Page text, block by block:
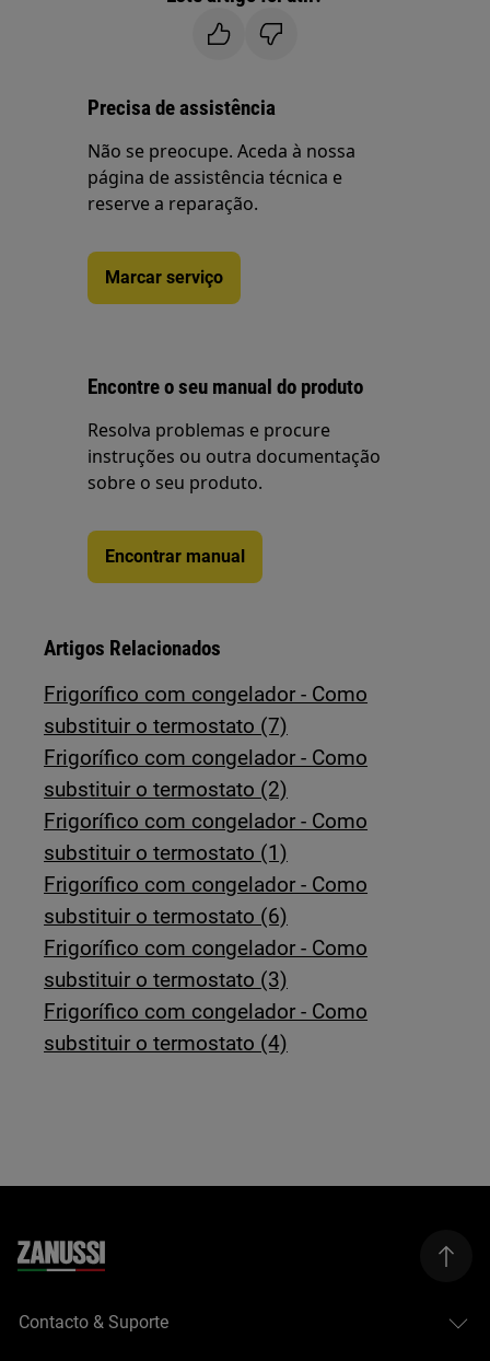
Precisa de assistência
Não se preocupe. Aceda à nossa
página de assistência técnica e
reserve a reparação.
Marcar serviço
Encontre o seu manual do produto
Resolva problemas e procure
instruções ou outra documentação
sobre o seu produto.
Encontrar manual
Artigos Relacionados
Frigorífico com congelador - Como
substituir o termostato (7)
Frigorífico com congelador - Como
substituir o termostato (2)
Frigorífico com congelador - Como
substituir o termostato (1)
Frigorífico com congelador - Como
substituir o termostato (6)
Frigorífico com congelador - Como
substituir o termostato (3)
Frigorífico com congelador - Como
substituir o termostato (4)
Contacto & Suporte